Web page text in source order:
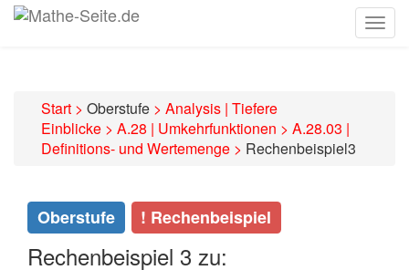
Start > Oberstufe > Analysis | Tiefere
Einblicke > A.28 | Umkehrfunktionen > A.28.03 |
Definitions- und Wertemenge > Rechenbeispiel3
Oberstufe ! Rechenbeispiel
Rechenbeispiel 3 zu: